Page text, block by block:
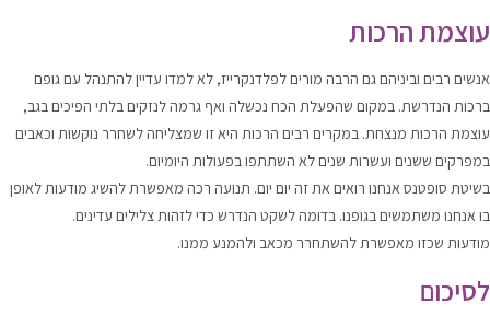
עוצמת הרכות
אנשים רבים וביניהם גם הרבה מורים לפלדנקרייז, לא למדו עדיין להתנהל עם גופם
ברכות הנדרשת. במקום שהפעלת הכח נכשלה ואף גרמה לנזקים בלתי הפיכים בגב,
עוצמת הרכות מנצחת. במקרים רבים הרכות היא זו שמצליחה לשחרר נוקשות וכאבים
במפרקים ששנים ועשרות שנים לא השתתפו בפעולות היומיום.
בשיטת סופטנס אנחנו רואים את זה יום יום. תנועה רכה מאפשרת להשיג מודעות לאופן
בו אנחנו משתמשים בגופנו. בדומה לשקט הנדרש כדי לזהות צלילים עדינים.
מודעות שכזו מאפשרת להשתחרר מכאב ולהמנע ממנו.
לסיכום